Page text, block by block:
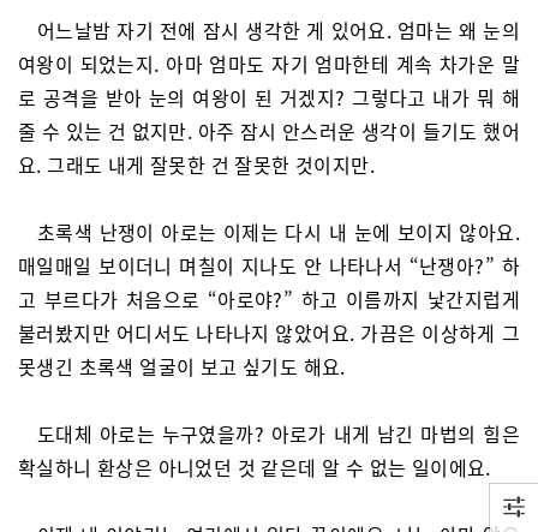
어느날밤 자기 전에 잠시 생각한 게 있어요. 엄마는 왜 눈의
여왕이 되었는지. 아마 엄마도 자기 엄마한테 계속 차가운 말
로 공격을 받아 눈의 여왕이 된 거겠지? 그렇다고 내가 뭐 해
줄 수 있는 건 없지만. 아주 잠시 안스러운 생각이 들기도 했어
요. 그래도 내게 잘못한 건 잘못한 것이지만.
초록색 난쟁이 아로는 이제는 다시 내 눈에 보이지 않아요.
매일매일 보이더니 며칠이 지나도 안 나타나서 “난쟁아?” 하
고 부르다가 처음으로 “아로야?” 하고 이름까지 낯간지럽게
불러봤지만 어디서도 나타나지 않았어요. 가끔은 이상하게 그
못생긴 초록색 얼굴이 보고 싶기도 해요.
도대체 아로는 누구였을까? 아로가 내게 남긴 마법의 힘은
확실하니 환상은 아니었던 것 같은데 알 수 없는 일이에요.